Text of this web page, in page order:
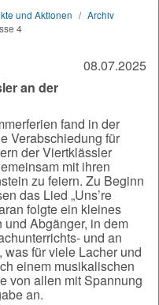
und Aktionen / Archiv
4
08.07.2025
an der
fand in der
Verabschiedung für
der Viertklässler
mit ihren
zu feiern. Zu Beginn
das Lied „Uns’re
folgte ein kleines
Abgänger, in dem
und an
für viele Lacher und
einem musikalischen
von allen mit Spannung
an.